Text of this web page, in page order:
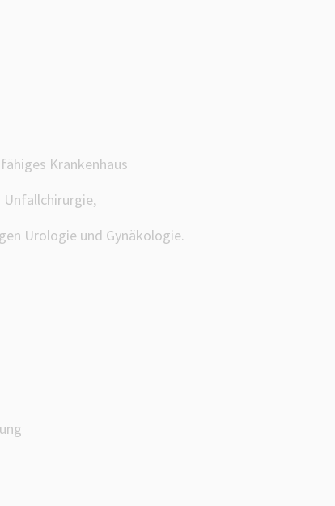
Krankenhaus
Unfallchirurgie,
Urologie und Gynäkologie.